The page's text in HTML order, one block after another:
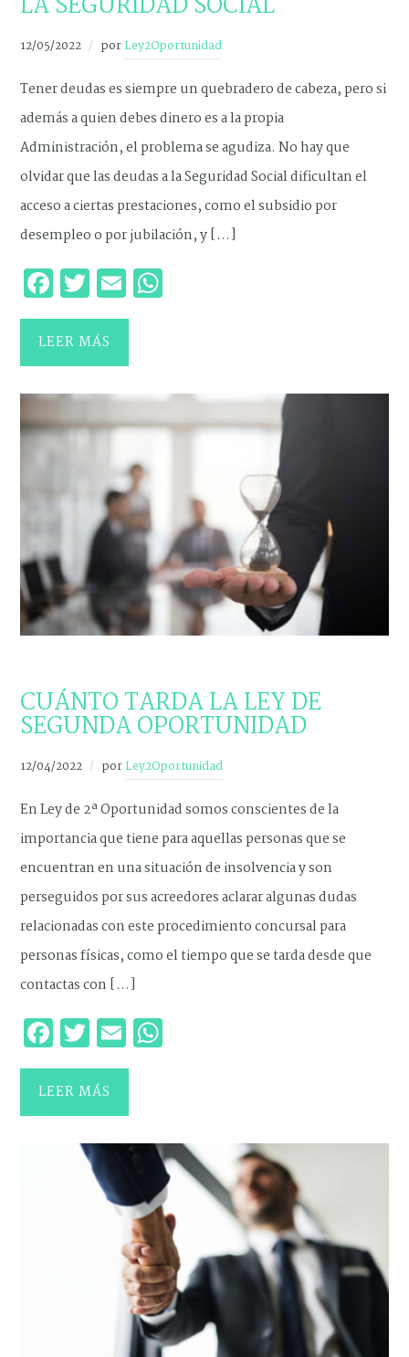
12/05/2022 porLey2Oportunidad
Tener deudas es siempre un quebradero de cabeza, pero si
además a quien debes dinero es a la propia
Administración, el problema se agudiza. No hay que
olvidar que las deudas a la Seguridad Social dificultan el
acceso a ciertas prestaciones, como el subsidio por
desempleo o por jubilación, y […]
Facebook
Twitter
Email
LEER MÁS
CUÁNTO TARDA LA LEY DE
SEGUNDA OPORTUNIDAD
12/04/2022 porLey2Oportunidad
En Ley de 2ª Oportunidad somos conscientes de la
importancia que tiene para aquellas personas que se
encuentran en una situación de insolvencia y son
perseguidos por sus acreedores aclarar algunas dudas
relacionadas con este procedimiento concursal para
personas físicas, como el tiempo que se tarda desde que
contactas con […]
Facebook
Twitter
Email
LEER MÁS